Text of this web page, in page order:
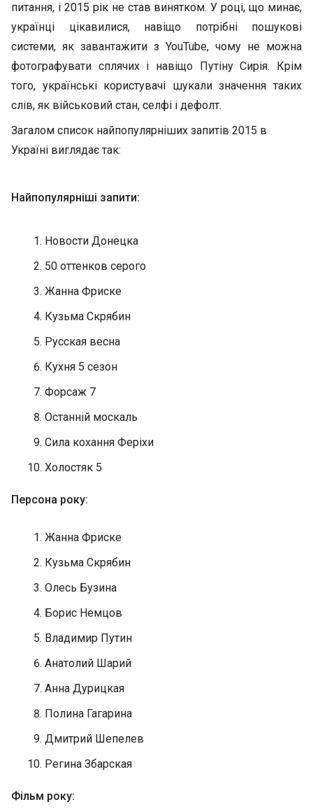
питання, і 2015 рік не став винятком. У році, що минає,
українці цікавилися, навіщо потрібні пошукові
системи, як завантажити з YouTube, чому не можна
фотографувати сплячих і навіщо Путіну Сирія. Крім
того, українські користувачі шукали значення таких
слів, як військовий стан, селфі і дефолт.
Загалом список найпопулярніших запитів 2015 в
Україні виглядає так:
Найпопулярніші запити:
Новости Донецка
50 оттенков серого
Жанна Фриске
Кузьма Скрябин
Русская весна
Кухня 5 сезон
Форсаж 7
Останній москаль
Сила кохання Феріхи
Холостяк 5
Персона року:
Жанна Фриске
Кузьма Скрябин
Олесь Бузина
Борис Немцов
Владимир Путин
Анатолий Шарий
Анна Дурицкая
Полина Гагарина
Дмитрий Шепелев
Регина Збарская
Фільм року: